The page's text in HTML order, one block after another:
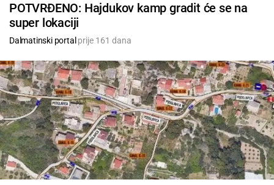
POTVRĐENO: Hajdukov kamp gradit će se na
super lokaciji
Dalmatinski portal prije 161 dana